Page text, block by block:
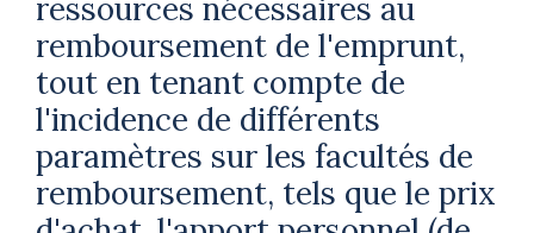
ressources nécessaires au
remboursement de l'emprunt,
tout en tenant compte de
l'incidence de différents
paramètres sur les facultés de
remboursement, tels que le prix